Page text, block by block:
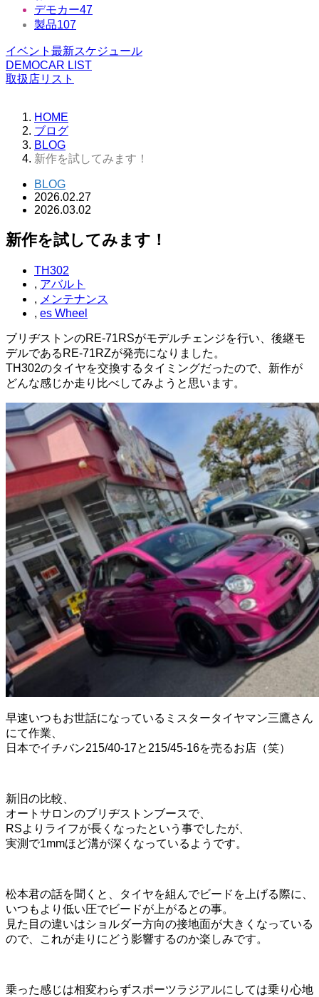
デモカー47
製品107
イベント最新スケジュール
DEMOCAR LIST
取扱店リスト
HOME
ブログ
BLOG
新作を試してみます！
BLOG
2026.02.27
2026.03.02
新作を試してみます！
TH302
, アバルト
, メンテナンス
, es Wheel
ブリヂストンのRE-71RSがモデルチェンジを行い、後継モ
デルであるRE-71RZが発売になりました。
TH302のタイヤを交換するタイミングだったので、新作が
どんな感じか走り比べしてみようと思います。
早速いつもお世話になっているミスタータイヤマン三鷹さん
にて作業、
日本でイチバン215/40-17と215/45-16を売るお店（笑）
新旧の比較、
オートサロンのブリヂストンブースで、
RSよりライフが長くなったという事でしたが、
実測で1mmほど溝が深くなっているようです。
松本君の話を聞くと、タイヤを組んでビードを上げる際に、
いつもより低い圧でビードが上がるとの事。
見た目の違いはショルダー方向の接地面が大きくなっている
ので、これが走りにどう影響するのか楽しみです。
乗った感じは相変わらずスポーツラジアルにしては乗り心地